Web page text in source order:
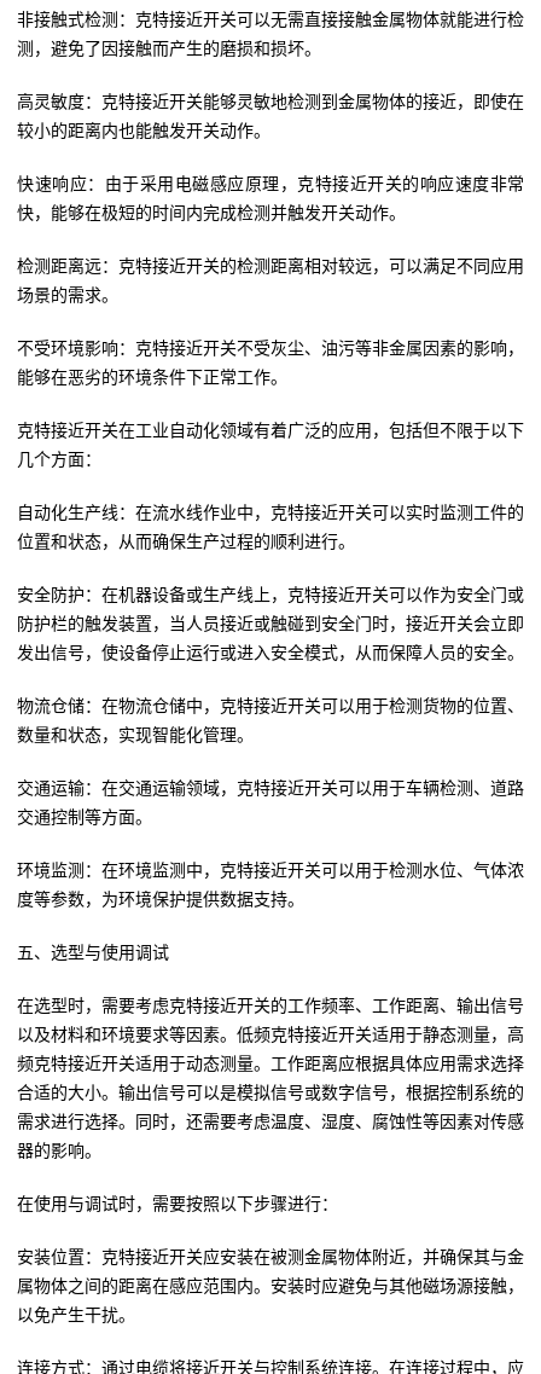
非接触式检测：克特接近开关可以无需直接接触金属物体就能进行检
测，避免了因接触而产生的磨损和损坏。
高灵敏度：克特接近开关能够灵敏地检测到金属物体的接近，即使在
较小的距离内也能触发开关动作。
快速响应：由于采用电磁感应原理，克特接近开关的响应速度非常
快，能够在极短的时间内完成检测并触发开关动作。
检测距离远：克特接近开关的检测距离相对较远，可以满足不同应用
场景的需求。
不受环境影响：克特接近开关不受灰尘、油污等非金属因素的影响，
能够在恶劣的环境条件下正常工作。
克特接近开关在工业自动化领域有着广泛的应用，包括但不限于以下
几个方面：
自动化生产线：在流水线作业中，克特接近开关可以实时监测工件的
位置和状态，从而确保生产过程的顺利进行。
安全防护：在机器设备或生产线上，克特接近开关可以作为安全门或
防护栏的触发装置，当人员接近或触碰到安全门时，接近开关会立即
发出信号，使设备停止运行或进入安全模式，从而保障人员的安全。
物流仓储：在物流仓储中，克特接近开关可以用于检测货物的位置、
数量和状态，实现智能化管理。
交通运输：在交通运输领域，克特接近开关可以用于车辆检测、道路
交通控制等方面。
环境监测：在环境监测中，克特接近开关可以用于检测水位、气体浓
度等参数，为环境保护提供数据支持。
五、选型与使用调试
在选型时，需要考虑克特接近开关的工作频率、工作距离、输出信号
以及材料和环境要求等因素。低频克特接近开关适用于静态测量，高
频克特接近开关适用于动态测量。工作距离应根据具体应用需求选择
合适的大小。输出信号可以是模拟信号或数字信号，根据控制系统的
需求进行选择。同时，还需要考虑温度、湿度、腐蚀性等因素对传感
器的影响。
在使用与调试时，需要按照以下步骤进行：
安装位置：克特接近开关应安装在被测金属物体附近，并确保其与金
属物体之间的距离在感应范围内。安装时应避免与其他磁场源接触，
以免产生干扰。
连接方式：通过电缆将接近开关与控制系统连接。在连接过程中，应